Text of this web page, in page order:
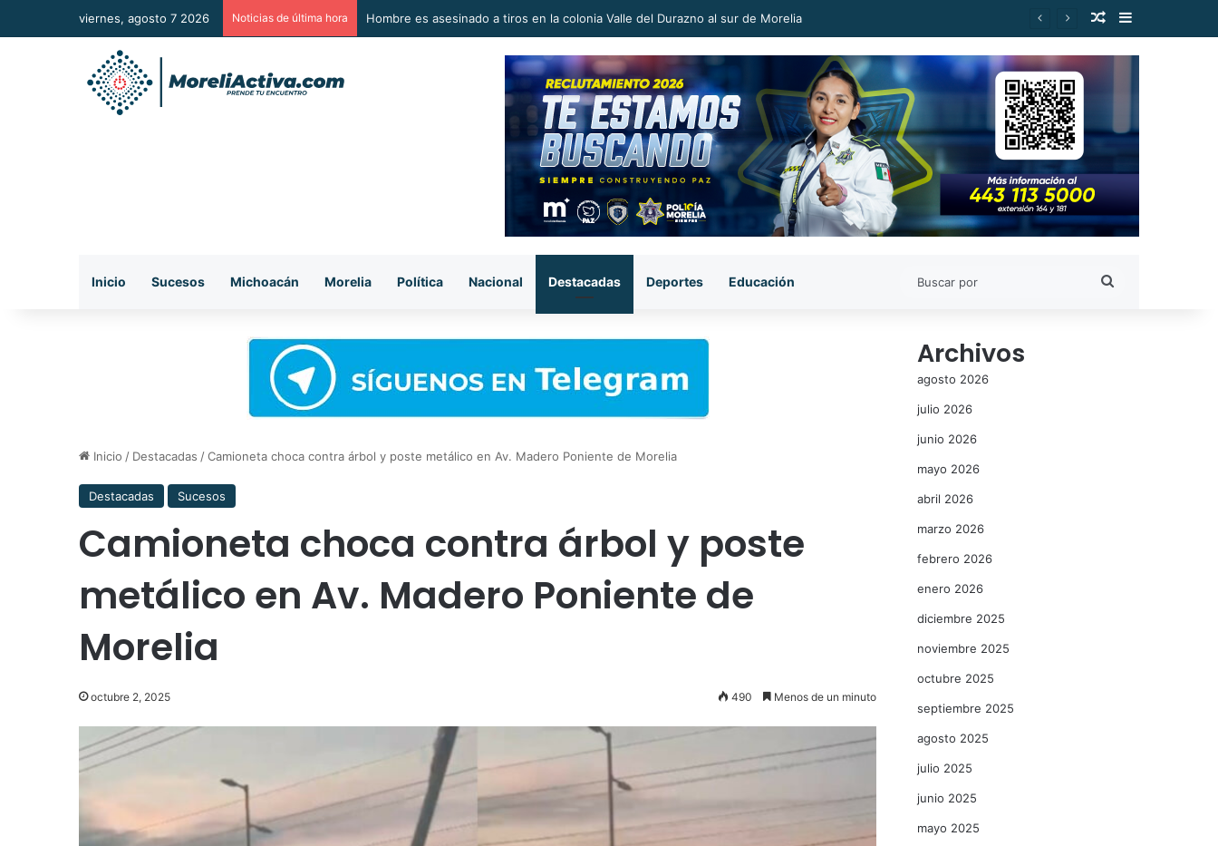
viernes, agosto 7 2026 Noticias de última hora A Sumar en la Reconstrucción del Tejido Social, Invita Rectora a Madres y Padres de Estudiantes Nicolaitas Publicación al
Barra lateral
Inicio Sucesos Michoacán Morelia Política Nacional Destacadas Deportes Educación
Inicio / Destacadas /Camioneta choca contra árbol y poste metálico en Av. Madero Poniente de Morelia
Destacadas Sucesos
Camioneta choca contra árbol y poste
metálico en Av. Madero Poniente de
Morelia
octubre 2, 2025 490 Menos de un minuto
Archivos
agosto 2026
julio 2026
junio 2026
mayo 2026
abril 2026
marzo 2026
febrero 2026
enero 2026
diciembre 2025
noviembre 2025
octubre 2025
septiembre 2025
agosto 2025
julio 2025
junio 2025
mayo 2025